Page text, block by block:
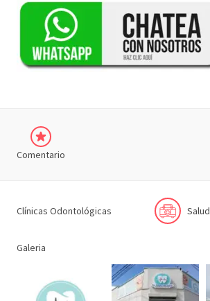
Comentario
Clínicas Odontológicas Salud
Galeria